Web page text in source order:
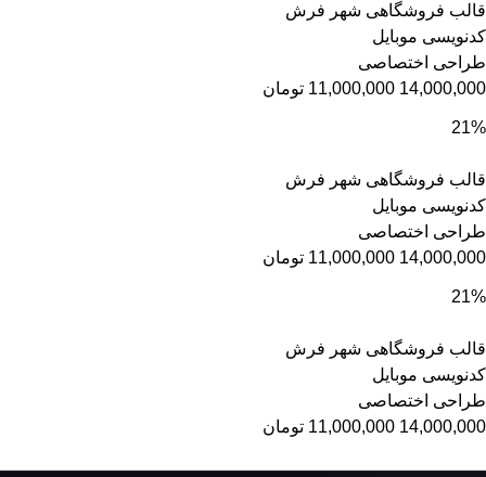
قالب فروشگاهی شهر فرش
کدنویسی موبایل
طراحی اختصاصی
14,000,000
11,000,000 تومان
21%
قالب فروشگاهی شهر فرش
کدنویسی موبایل
طراحی اختصاصی
14,000,000
11,000,000 تومان
21%
قالب فروشگاهی شهر فرش
کدنویسی موبایل
طراحی اختصاصی
14,000,000
11,000,000 تومان